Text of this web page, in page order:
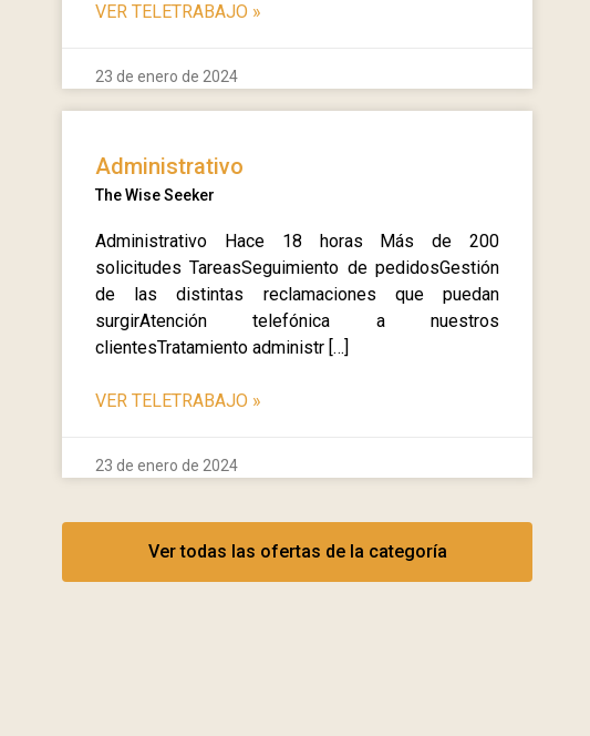
VER TELETRABAJO »
23 de enero de 2024
Administrativo
The Wise Seeker
Administrativo Hace 18 horas Más de 200
solicitudes TareasSeguimiento de pedidosGestión
de las distintas reclamaciones que puedan
surgirAtención telefónica a nuestros
clientesTratamiento administr […]
VER TELETRABAJO »
23 de enero de 2024
Ver todas las ofertas de la categoría